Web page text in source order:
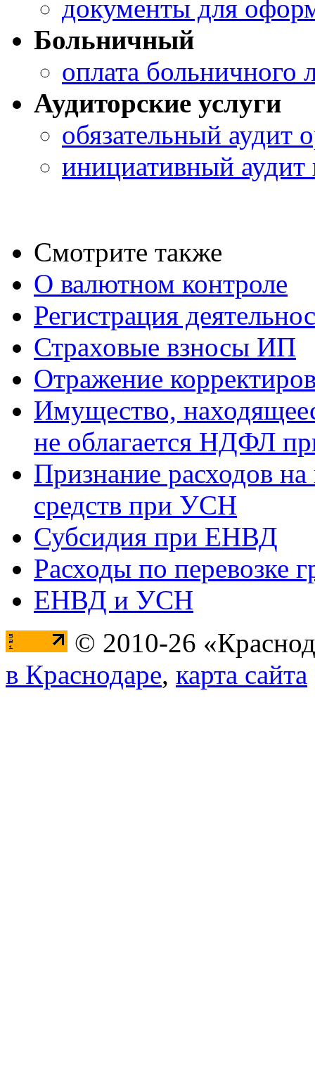
документы для
Больничный
оплата больничного
Аудиторские услуги
обязательный аудит
инициативный аудит
Смотрите также
О валютном контроле
Регистрация
Страховые взносы ИП
Отражение
Имущество,
не облагается НДФЛ
Признание расходов
средств при УСН
Субсидия при ЕНВД
Расходы по перевозке
ЕНВД и УСН
© 2010-26
в Краснодаре, карта сайта